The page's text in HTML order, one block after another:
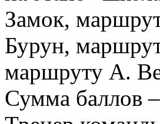
Замок,
Бурун,
маршруту А.
Сумма баллов